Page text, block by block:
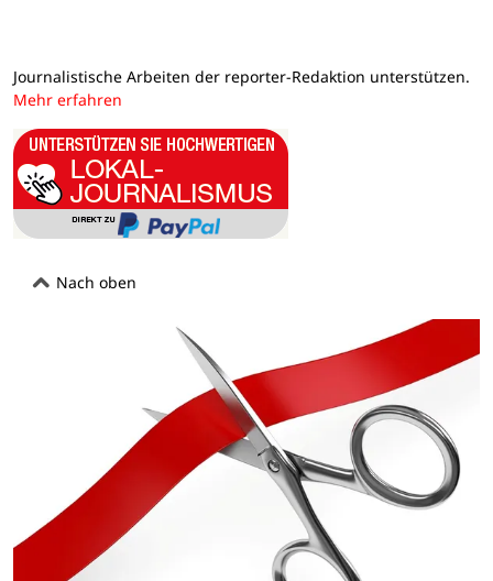
Journalistische Arbeiten der reporter-Redaktion unterstützen.
Mehr erfahren
Nach oben